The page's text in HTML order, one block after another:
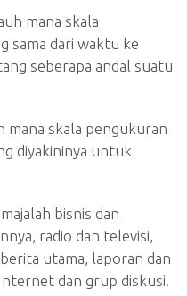
mana skala
sama dari waktu ke
seberapa andal suatu
mana skala pengukuran
diyakininya untuk
bisnis dan
radio dan televisi,
utama, laporan dan
dan grup diskusi.